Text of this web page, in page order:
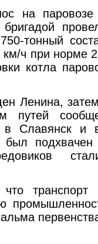
на
тонный
км/ч при норме
котла
Ленина,
путей
в Славянск и
транспорт